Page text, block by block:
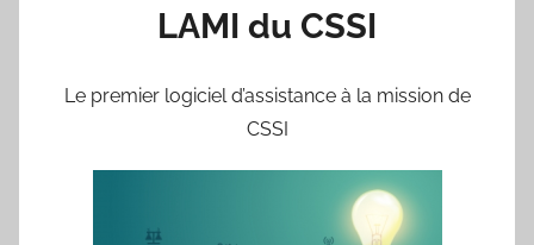
LAMI du CSSI
Le premier logiciel d’assistance à la mission de
CSSI